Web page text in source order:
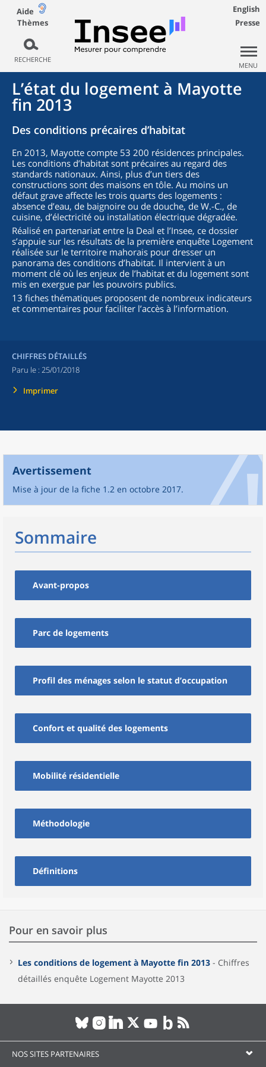
Aide
Thèmes
RECHERCHE
English
Presse
MENU
L’état du logement à Mayotte
fin 2013
Des conditions précaires d’habitat
En 2013, Mayotte compte 53 200 résidences principales.
Les conditions d’habitat sont précaires au regard des
standards nationaux. Ainsi, plus d’un tiers des
constructions sont des maisons en tôle. Au moins un
défaut grave affecte les trois quarts des logements :
absence d’eau, de baignoire ou de douche, de W.-C., de
cuisine, d’électricité ou installation électrique dégradée.
Réalisé en partenariat entre la Deal et l’Insee, ce dossier
s’appuie sur les résultats de la première enquête Logement
réalisée sur le territoire mahorais pour dresser un
panorama des conditions d’habitat. Il intervient à un
moment clé où les enjeux de l’habitat et du logement sont
mis en exergue par les pouvoirs publics.
13 fiches thématiques proposent de nombreux indicateurs
et commentaires pour faciliter l’accès à l’information.
CHIFFRES DÉTAILLÉS
Paru le : 25/01/2018
Imprimer
Avertissement
Mise à jour de la fiche 1.2 en octobre 2017.
Sommaire
Avant-propos
Parc de logements
Profil des ménages selon le statut d’occupation
Confort et qualité des logements
Mobilité résidentielle
Méthodologie
Définitions
Pour en savoir plus
Les conditions de logement à Mayotte fin 2013 - Chiffres
détaillés enquête Logement Mayotte 2013
NOS SITES PARTENAIRES